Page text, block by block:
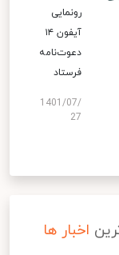
رونمایی
آیفون ۱۴
دعوت‌نامه
فرستاد
1401/07/
27
اخبار ها